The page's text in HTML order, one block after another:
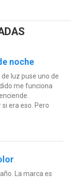
noche
luz puse uno de
me funciona
era eso. Pero
La marca es